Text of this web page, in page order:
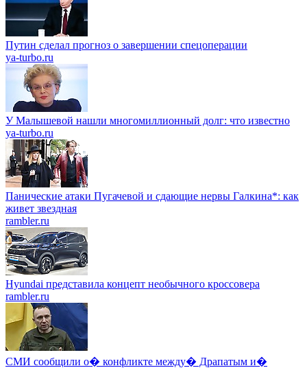
Путин сделал прогноз о завершении спецоперации
ya-turbo.ru
У Малышевой нашли многомиллионный долг: что известно
ya-turbo.ru
Панические атаки Пугачевой и сдающие нервы Галкина*: как
живет звездная
rambler.ru
Hyundai представила концепт необычного кроссовера
rambler.ru
СМИ сообщили о� конфликте между� Драпатым и�